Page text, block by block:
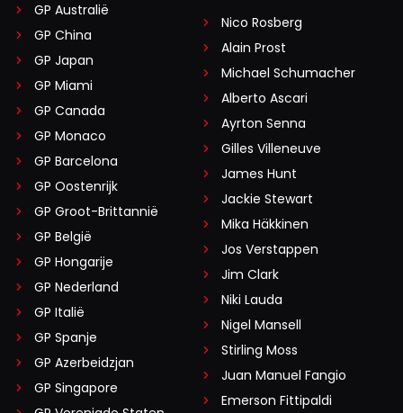
GP Australië
GP China
GP Japan
GP Miami
GP Canada
GP Monaco
GP Barcelona
GP Oostenrijk
GP Groot-Brittannië
GP België
GP Hongarije
GP Nederland
GP Italië
GP Spanje
GP Azerbeidzjan
GP Singapore
Nico Rosberg
Alain Prost
Michael Schumacher
Alberto Ascari
Ayrton Senna
Gilles Villeneuve
James Hunt
Jackie Stewart
Mika Häkkinen
Jos Verstappen
Jim Clark
Niki Lauda
Nigel Mansell
Stirling Moss
Juan Manuel Fangio
Emerson Fittipaldi